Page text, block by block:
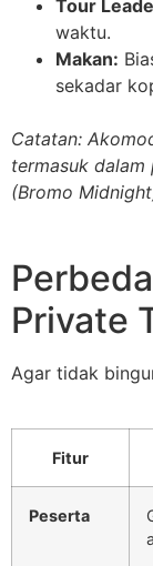
Tour
waktu.
Makan:
sekadar
Catatan:
termasuk dalam
(Bromo
Private
Agar tidak
Fitur
Peserta